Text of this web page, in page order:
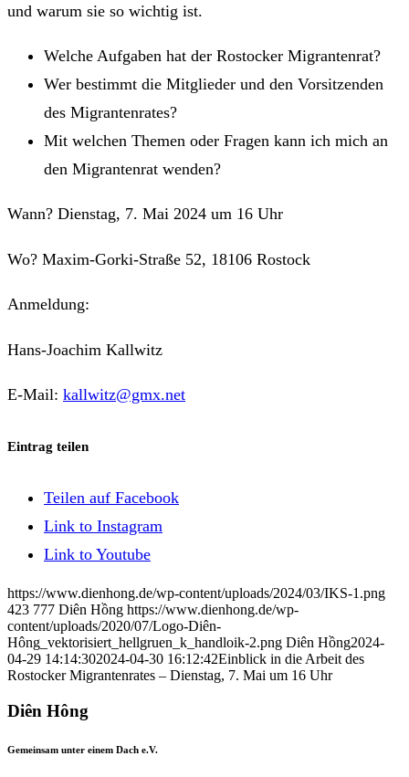
und warum sie so wichtig ist.
Welche Aufgaben hat der Rostocker Migrantenrat?
Wer bestimmt die Mitglieder und den Vorsitzenden
des Migrantenrates?
Mit welchen Themen oder Fragen kann ich mich an
den Migrantenrat wenden?
Wann? Dienstag, 7. Mai 2024 um 16 Uhr
Wo? Maxim-Gorki-Straße 52, 18106 Rostock
Anmeldung:
Hans-Joachim Kallwitz
E-Mail: kallwitz@gmx.net
Eintrag teilen
Teilen auf Facebook
Link to Instagram
Link to Youtube
https://www.dienhong.de/wp-content/uploads/2024/03/IKS-1.png
423 777 Diên Hồng https://www.dienhong.de/wp-
content/uploads/2020/07/Logo-Diên-
Hông_vektorisiert_hellgruen_k_handloik-2.png Diên Hồng2024-
04-29 14:14:302024-04-30 16:12:42Einblick in die Arbeit des
Rostocker Migrantenrates – Dienstag, 7. Mai um 16 Uhr
Diên Hông
Gemeinsam unter einem Dach e.V.